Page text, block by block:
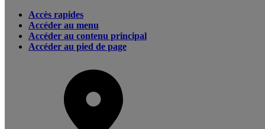
Accès rapides
Accéder au menu
Accéder au contenu principal
Accéder au pied de page